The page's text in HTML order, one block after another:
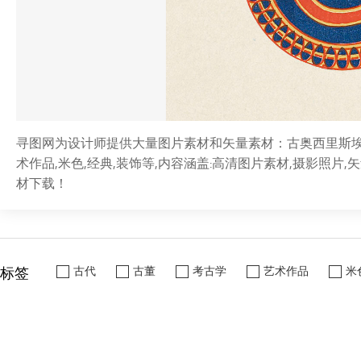
寻图网为设计师提供大量图片素材和矢量素材：古奥西里斯
术作品,米色,经典,装饰等,内容涵盖:高清图片素材,摄影照片,
材下载！
标签 古代 古董 考古学 艺术作品 米